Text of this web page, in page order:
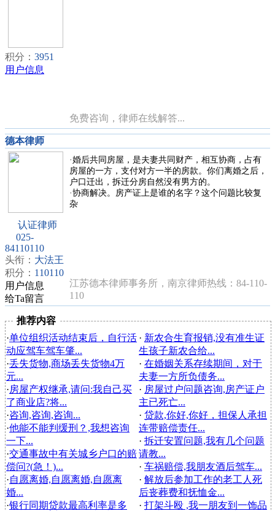
积分： 3951
用户信息
免费咨询，律师在线解答...
德本律师
认证律师
025-
84110110
头衔： 大法王
积分： 110110
用户信息
给Ta留言
·婚后共同房屋，是夫妻共同财产，相互协商，占有
房屋的一方，支付对方一半的房款。你们离婚之后，
户口迁出，拆迁分房自然没有男方的。
·协商解决。房产证上是谁的名字？这个问题比较复
杂
江苏德本律师事务所，南京律师热线：84-110-
110
推荐内容
·单位组织活动结束后，自行活
动应驾车驾车肇...
·丢失货物,商场丢失货物4万
元...
·房屋产权继承,请问:我自己买
了商业店?将...
·咨询,咨询,咨询...
·他能不能判缓刑？,我想咨询
一下...
·交通事故中有关城乡户口的赔
偿问?(急！)...
·自愿离婚,自愿离婚,自愿离
婚...
·银行同期贷款最高利率是多
· 新农合生育报销,没有准生证
生孩子新农合给...
· 在婚姻关系存续期间，对于
夫妻一方所负债务...
· 房屋过户问题咨询,房产证户
主已死亡...
· 贷款,你好,你好，担保人承担
连带赔偿责任...
· 拆迁安置问题,我有几个问题
请教...
· 车祸赔偿,我朋友酒后驾车...
· 解放后参加工作的老工人死
后丧葬费和抚恤金...
· 打架斗殴 ,我一朋友到一饰品